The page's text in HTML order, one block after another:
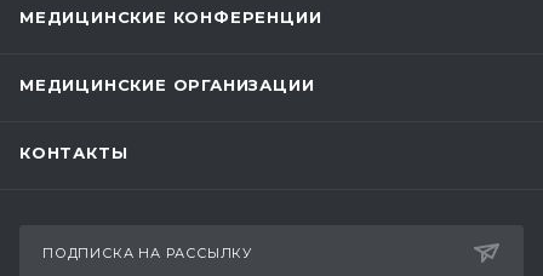
МЕДИЦИНСКИЕ КОНФЕРЕНЦИИ
МЕДИЦИНСКИЕ ОРГАНИЗАЦИИ
КОНТАКТЫ
ПОДПИСКА НА РАССЫЛКУ